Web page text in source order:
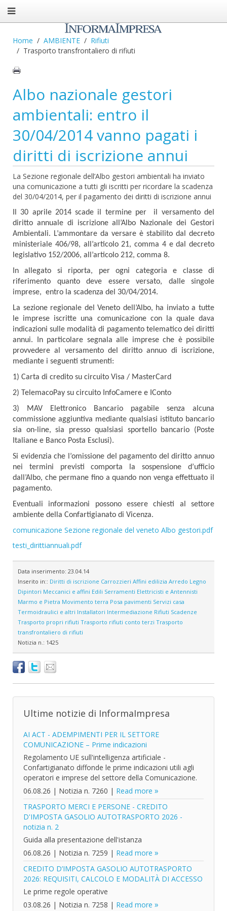
Home AMBIENTE
Rifiuti
Trasporto transfrontaliero di rifiuti
Albo nazionale gestori
ambientali: entro il
30/04/2014 vanno pagati i
diritti di iscrizione annui
La Sezione regionale dell’Albo gestori ambientali ha inviato
una comunicazione a tutti gli iscritti per ricordare la scadenza
del 30/04/2014, per il pagamento dei diritti di iscrizione annui
Il 30 aprile 2014 scade il termine per il versamento del
diritto annuale di iscrizione all’Albo Nazionale dei Gestori
Ambientali. L’ammontare da versare è stabilito dal decreto
ministeriale 406/98, all’articolo 21, comma 4 e dal decreto
legislativo 152/2006, all’articolo 212, comma 8.
In allegato si riporta, per ogni categoria e classe di
riferimento quanto deve essere versato, dalle singole
imprese, entro la scadenza del 30/04/2014.
La sezione regionale del Veneto dell’Albo, ha inviato a tutte
le imprese iscritte una comunicazione con la quale dava
indicazioni sulle modalità di pagamento telematico dei diritti
annui. In particolare segnala alle imprese che è possibile
provvedere al versamento del diritto annuo di iscrizione,
mediante i seguenti strumenti:
1) Carta di credito su circuito Visa / MasterCard
2) TelemacoPay su circuito InfoCamere e IConto
3) MAV Elettronico Bancario pagabile senza alcuna
commissione aggiuntiva mediante qualsiasi istituto bancario
sia on-line, sia presso qualsiasi sportello bancario (Poste
Italiane e Banco Posta Esclusi).
Si evidenzia che l’omissione del pagamento del diritto annuo
nei termini previsti comporta la sospensione d’ufficio
dall’Albo, che permane fino a quando non venga effettuato il
pagamento.
Eventuali informazioni possono essere chiesti al settore
ambiente della Confartigianato di Vicenza.
comunicazione Sezione regionale del veneto Albo gestori.pdf
testi_dirittiannuali.pdf
Data inserimento: 23.04.14
Inserito in:: Diritti di iscrizione Carrozzieri Affini edilizia Arredo Legno
Dipintori Meccanici e affini Edili Serramenti Elettricisti e Antennisti
Marmo e Pietra Movimento terra Posa pavimenti Servizi casa
Termoidraulici e altri Installatori Intermediazione Rifiuti Scadenze
Trasporto propri rifiuti Trasporto rifiuti conto terzi Trasporto
transfrontaliero di rifiuti
Notizia n.: 1425
Ultime notizie di InformaImpresa
AI ACT - ADEMPIMENTI PER IL SETTORE
COMUNICAZIONE – Prime indicazioni
Regolamento UE sull'intelligenza artificiale -
Confartigianato diffonde le prime indicazioni utili agli
operatori e imprese del settore della Comunicazione.
06.08.26 | Notizia n. 7260 | Read more
TRASPORTO MERCI E PERSONE - CREDITO
D'IMPOSTA GASOLIO AUTOTRASPORTO 2026 -
notizia n. 2
Guida alla presentazione dell'istanza
06.08.26 | Notizia n. 7259 | Read more
CREDITO D’IMPOSTA GASOLIO AUTOTRASPORTO
2026: REQUISITI, CALCOLO E MODALITÀ DI ACCESSO
Le prime regole operative
03.08.26 | Notizia n. 7258 | Read more